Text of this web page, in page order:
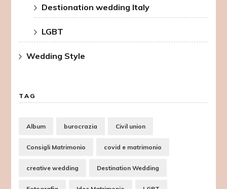
Destionation wedding Italy
LGBT
Wedding Style
TAG
Album burocrazia Civil union
Consigli Matrimonio covid e matrimonio
creative wedding Destination Wedding